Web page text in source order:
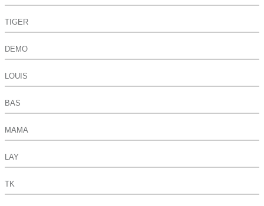
TIGER
DEMO
LOUIS
BAS
MAMA
LAY
TK